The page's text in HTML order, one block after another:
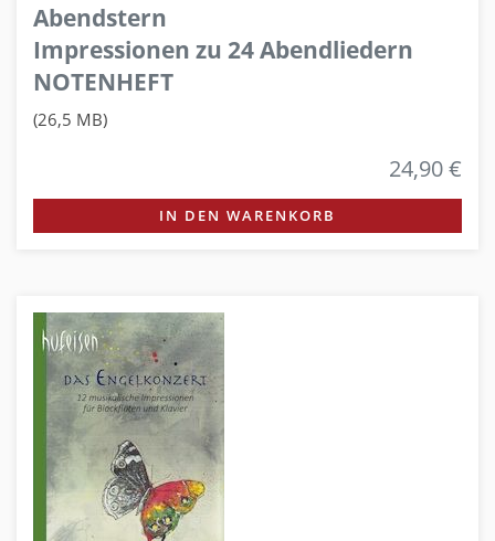
Abendstern
Impressionen zu 24 Abendliedern
NOTENHEFT
(26,5 MB)
24,90 €
IN DEN WARENKORB